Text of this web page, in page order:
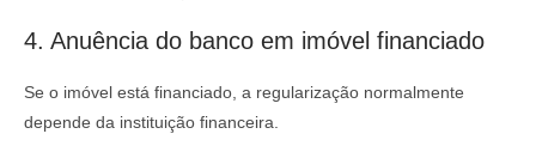
4. Anuência do banco em imóvel financiado
Se o imóvel está financiado, a regularização normalmente
depende da instituição financeira.